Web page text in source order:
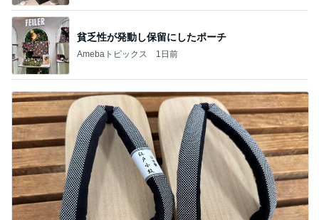
貧乏性が発動し保留にしたポーチ
Amebaトピックス 1日前